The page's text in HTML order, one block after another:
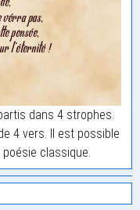
dans 4 strophes.
4 vers. Il est possible
classique.